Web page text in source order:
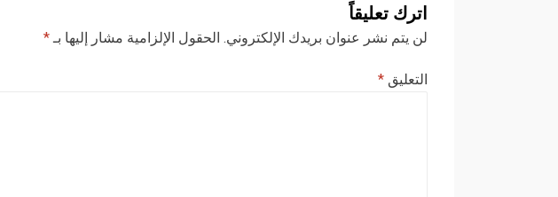
اترك تعليقاً
لن يتم نشر عنوان بريدك الإلكتروني. الحقول الإلزامية مشار إليها بـ *
التعليق *